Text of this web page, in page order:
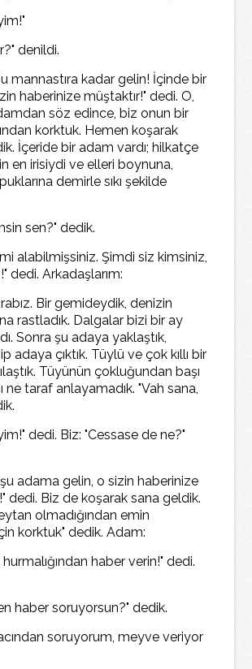
denildi.
mannastıra kadar gelin! İçinde bir
haberinize müştaktır!" dedi. O,
söz edince, biz onun bir
korktuk. Hemen koşarak
İçeride bir adam vardı; hilkatçe
en irisiydi ve elleri boynuna,
demirle sıkı şekilde
sen?" dedik.
alabilmişsiniz. Şimdi siz kimsiniz,
dedi. Arkadaşlarım:
Bir gemideydik, denizin
rastladık. Dalgalar bizi bir ay
Sonra şu adaya yaklaştık,
adaya çıktık. Tüylü ve çok kıllı bir
Tüyünün çokluğundan başı
ne taraf anlayamadık. "Vah sana,
dedi. Biz: "Cessase de ne?"
adama gelin, o sizin haberinize
dedi. Biz de koşarak sana geldik.
olmadığından emin
korktuk" dedik. Adam:
haber verin!" dedi.
haber soruyorsun?" dedik.
soruyorum, meyve veriyor